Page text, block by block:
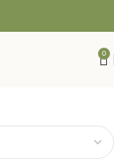
0